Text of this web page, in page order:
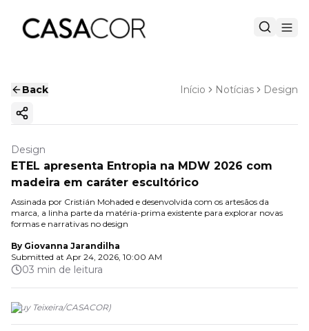
Back Início Notícias Design
Copy ink
Design
ETEL apresenta Entropia na MDW 2026 com
madeira em caráter escultórico
Assinada por Cristián Mohaded e desenvolvida com os artesãos da
marca, a linha parte da matéria-prima existente para explorar novas
formas e narrativas no design
By Giovanna Jarandilha
Submitted at Apr 24, 2026, 10:00 AM
03 min de leitura
(Ruy Teixeira/CASACOR)